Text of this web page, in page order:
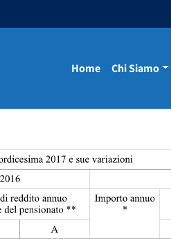
Home Chi Siamo